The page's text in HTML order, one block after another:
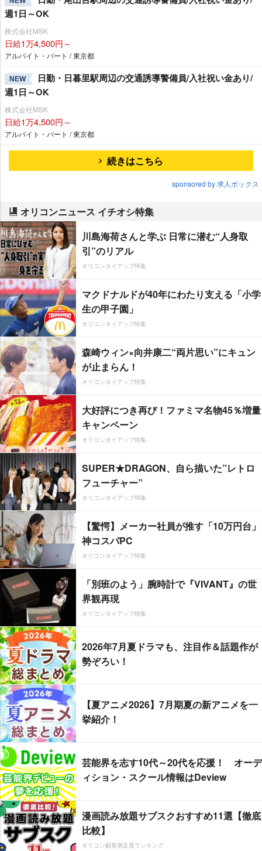
週1日～OK
株式会社MSK
日給1万4,500円～
アルバイト・パート / 東京都
NEW
日勤・日暮里駅周辺の交通誘導警備員/入社祝い金あり/
週1日～OK
株式会社MSK
日給1万4,500円～
アルバイト・パート / 東京都
続きはこちら
sponsored by 求人ボックス
オリコンニュース イチオシ特集
川島海荷さんと学ぶ 日常に潜む“人身取
引”のリアル
オリコンタイアップ特集
マクドナルドが40年にわたり支える「小学
生の甲子園」
オリコンタイアップ特集
森崎ウィン×向井康二“両片思い”にキュン
が止まらん！
オリコンタイアップ特集
大好評につき再び！ファミマ名物45％増量
キャンペーン
オリコンタイアップ特集
SUPER★DRAGON、自ら描いた”レトロ
フューチャー”
オリコンタイアップ特集
【驚愕】メーカー社員が推す「10万円台」
神コスパPC
オリコンタイアップ特集
「別班のよう」腕時計で『VIVANT』の世
界観再現
オリコンタイアップ特集
2026年7月夏ドラマも、注目作＆話題作が
勢ぞろい！
【夏アニメ2026】7月期夏の新アニメを一
挙紹介！
芸能界を志す10代～20代を応援！ オーデ
ィション・スクール情報はDeview
漫画読み放題サブスクおすすめ11選【徹底
比較】
オリコン顧客満足度ランキング